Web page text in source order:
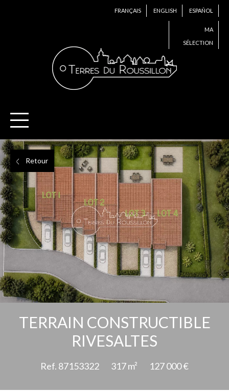
FRANÇAIS ENGLISH ESPAÑOL
MA
SÉLECTION
Retour
TERRAIN CONSTRUCTIBLE
RIVESALTES
Ref. 87153322 317 m² 127 000 €